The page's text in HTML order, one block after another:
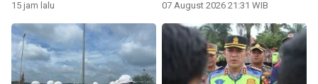
15 jam lalu 07 August 2026 21:31 WIB